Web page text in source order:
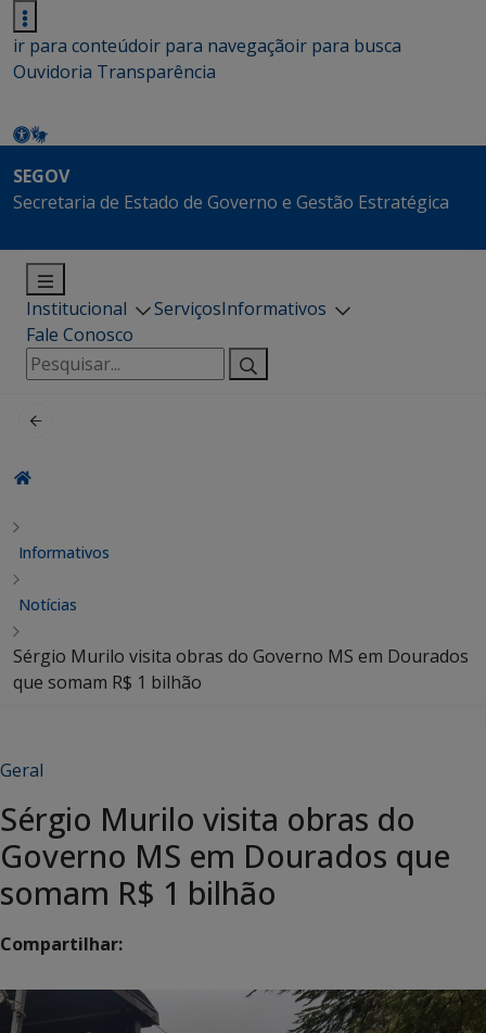
ir para conteúdoir para navegaçãoir para busca
Ouvidoria Transparência
SEGOV
Secretaria de Estado de Governo e Gestão Estratégica
Institucional ServiçosInformativos
Fale Conosco
Pesquisar
por:
Informativos
Notícias
Sérgio Murilo visita obras do Governo MS em Dourados
que somam R$ 1 bilhão
Geral
Sérgio Murilo visita obras do
Governo MS em Dourados que
somam R$ 1 bilhão
Compartilhar: